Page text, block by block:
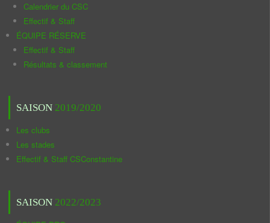
Calendrier du CSC
Effectif & Staff
ÉQUIPE RÉSERVE
Effectif & Staff
Résultats & classement
SAISON 2019/2020
Les clubs
Les stades
Effectif & Staff CSConstantine
SAISON 2022/2023